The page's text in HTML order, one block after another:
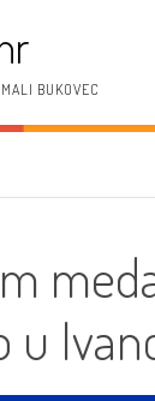
BUKOVEC
u